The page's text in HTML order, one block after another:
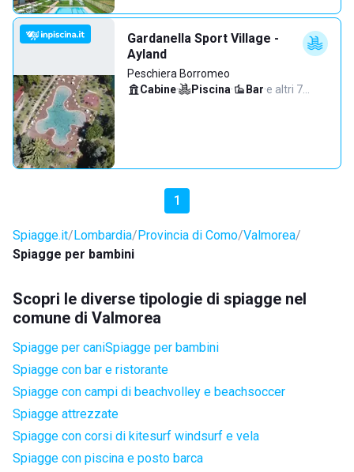
Gardanella Sport Village -
Ayland
Peschiera Borromeo
Cabine· Piscina· Bar·e altri 7…
1
Spiagge.it Lombardia Provincia di Como Valmorea
Spiagge per bambini
Scopri le diverse tipologie di spiagge nel
comune di Valmorea
Spiagge per caniSpiagge per bambini
Spiagge con bar e ristorante
Spiagge con campi di beachvolley e beachsoccer
Spiagge attrezzate
Spiagge con corsi di kitesurf windsurf e vela
Spiagge con piscina e posto barca